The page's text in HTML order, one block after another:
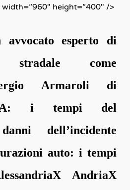
width=”960″ height=”400″ />
esperto di
stradale come
Armaroli di
i tempi del
dell’incidente
auto: i tempi
AndriaX